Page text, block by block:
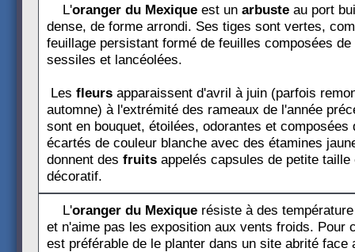
L'oranger du Mexique est un arbuste au port
dense, de forme arrondi. Ses tiges sont vertes,
feuillage persistant formé de feuilles composées
sessiles et lancéolées.
Les fleurs apparaissent d'avril à juin (parfois
automne) à l'extrémité des rameaux de l'année
sont en bouquet, étoilées, odorantes et composées
écartés de couleur blanche avec des étamines
donnent des fruits appelés capsules de petite
décoratif.
L'oranger du Mexique résiste à des
et n'aime pas les exposition aux vents froids. Pour
est préférable de le planter dans un site abrité face